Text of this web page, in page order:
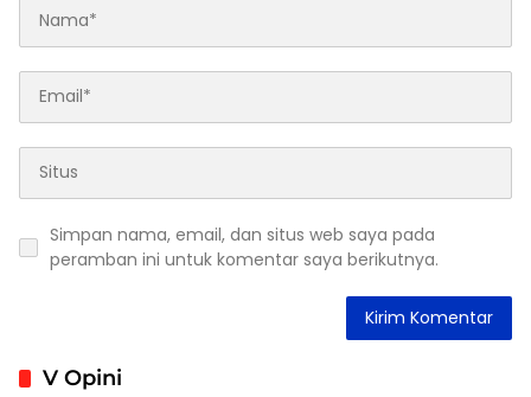
Simpan nama, email, dan situs web saya pada
peramban ini untuk komentar saya berikutnya.
V Opini